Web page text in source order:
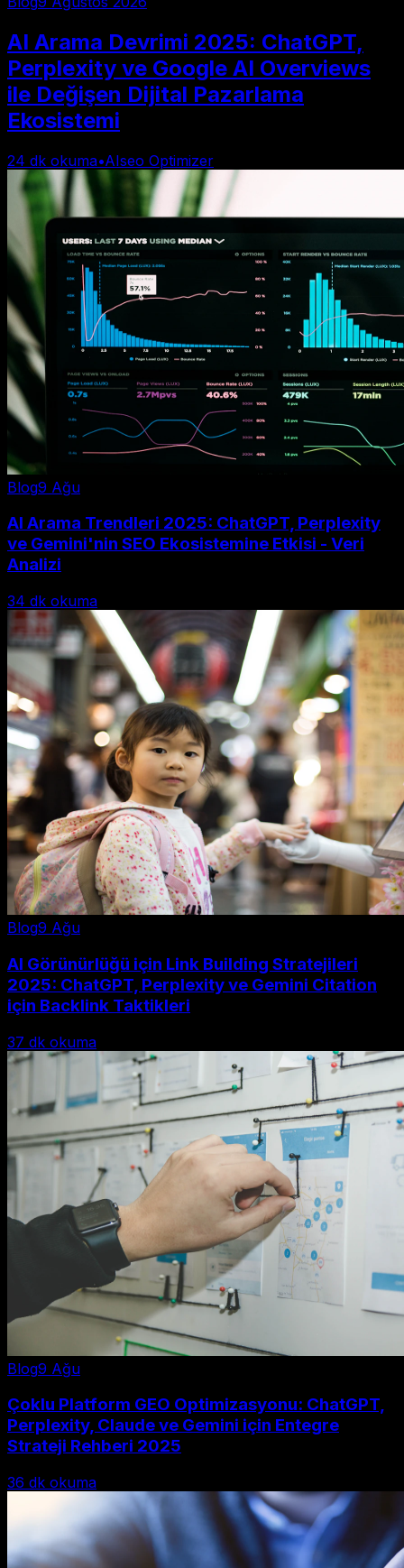
AI Arama Devrimi 2025: ChatGPT,
Perplexity ve Google AI Overviews
ile Değişen Dijital Pazarlama
Ekosistemi
24 dk okuma•AIseo Optimizer
Blog9 Ağu
AI Arama Trendleri 2025: ChatGPT, Perplexity
ve Gemini'nin SEO Ekosistemine Etkisi - Veri
Analizi
34 dk okuma
Blog9 Ağu
AI Görünürlüğü için Link Building Stratejileri
2025: ChatGPT, Perplexity ve Gemini Citation
için Backlink Taktikleri
37 dk okuma
Blog9 Ağu
Çoklu Platform GEO Optimizasyonu: ChatGPT,
Perplexity, Claude ve Gemini için Entegre
Strateji Rehberi 2025
36 dk okuma